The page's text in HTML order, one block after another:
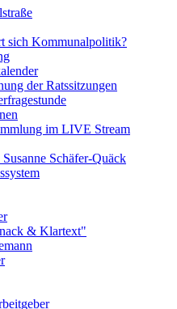
sich Kommunalpolitik?
der Ratssitzungen
im LIVE Stream
Schäfer-Quäck
& Klartext"